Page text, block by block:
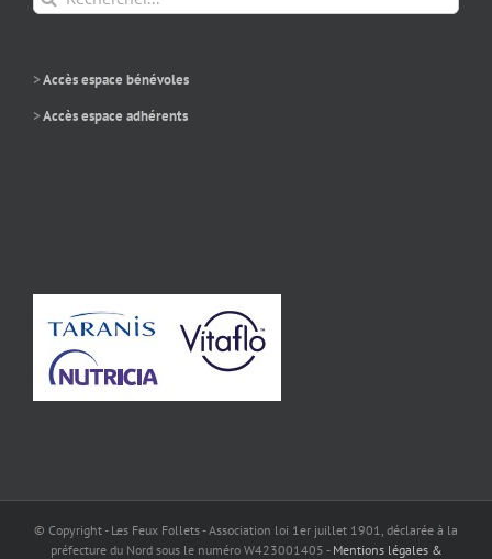
>Accès espace bénévoles
>Accès espace adhérents
© Copyright - Les Feux Follets - Association loi 1er juillet 1901, déclarée à la
préfecture du Nord sous le numéro W423001405 - Mentions légales &